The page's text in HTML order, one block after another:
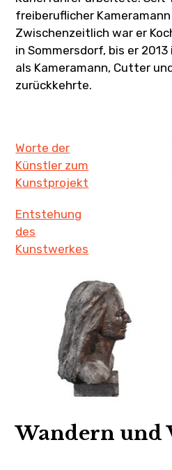
freiberuflicher
Zwischenzeitlich war er
in Sommersdorf, bis er
als Kameramann, Cutter
zurückkehrte.
Worte der
Künstler zum
Kunstprojekt
Entstehung
des
Kunstwerkes
Wandern und